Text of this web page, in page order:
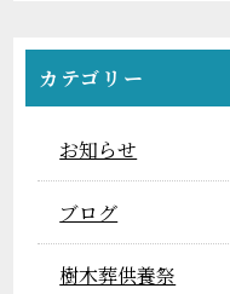
カテゴリー
お知らせ
ブログ
樹木葬供養祭